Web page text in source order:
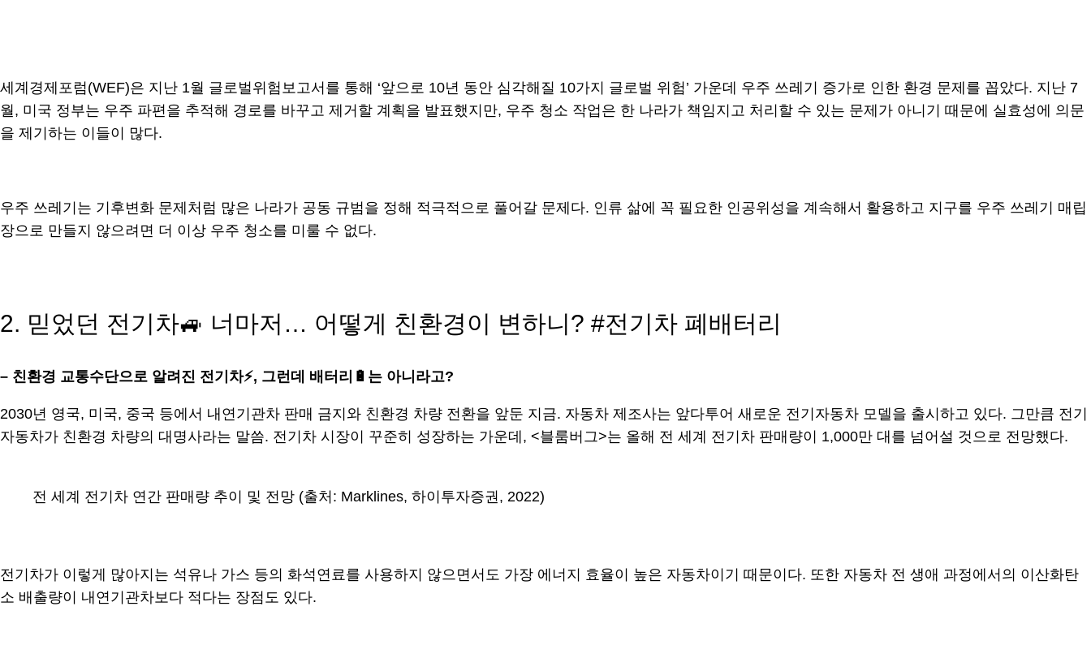
세계경제포럼(WEF)은 지난 1월 글로벌위험보고서를 통해 ‘앞으로 10년 동안 심각해질 10가지 글로벌 위험’ 가운데 우주 쓰레기 증가로 인한 환경 문제를 꼽았다. 지난 7
월, 미국 정부는 우주 파편을 추적해 경로를 바꾸고 제거할 계획을 발표했지만, 우주 청소 작업은 한 나라가 책임지고 처리할 수 있는 문제가 아니기 때문에 실효성에 의문
을 제기하는 이들이 많다.
우주 쓰레기는 기후변화 문제처럼 많은 나라가 공동 규범을 정해 적극적으로 풀어갈 문제다. 인류 삶에 꼭 필요한 인공위성을 계속해서 활용하고 지구를 우주 쓰레기 매립
장으로 만들지 않으려면 더 이상 우주 청소를 미룰 수 없다.
2. 믿었던 전기차🚙 너마저… 어떻게 친환경이 변하니? #전기차 폐배터리
– 친환경 교통수단으로 알려진 전기차⚡, 그런데 배터리 🔋는 아니라고?
2030년 영국, 미국, 중국 등에서 내연기관차 판매 금지와 친환경 차량 전환을 앞둔 지금. 자동차 제조사는 앞다투어 새로운 전기자동차 모델을 출시하고 있다. 그만큼 전기
자동차가 친환경 차량의 대명사라는 말씀. 전기차 시장이 꾸준히 성장하는 가운데, <블룸버그>는 올해 전 세계 전기차 판매량이 1,000만 대를 넘어설 것으로 전망했다.
전 세계 전기차 연간 판매량 추이 및 전망 (출처: Marklines, 하이투자증권, 2022)
전기차가 이렇게 많아지는 석유나 가스 등의 화석연료를 사용하지 않으면서도 가장 에너지 효율이 높은 자동차이기 때문이다. 또한 자동차 전 생애 과정에서의 이산화탄
소 배출량이 내연기관차보다 적다는 장점도 있다.